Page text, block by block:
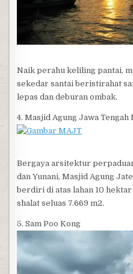
Naik perahu keliling pantai,
sekedar santai beristirahat
lepas dan deburan ombak.
4. Masjid Agung Jawa Tengah
Bergaya arsitektur
dan Yunani, Masjid Agung
berdiri di atas lahan 10
shalat seluas 7.669 m2.
5. Sam Poo Kong